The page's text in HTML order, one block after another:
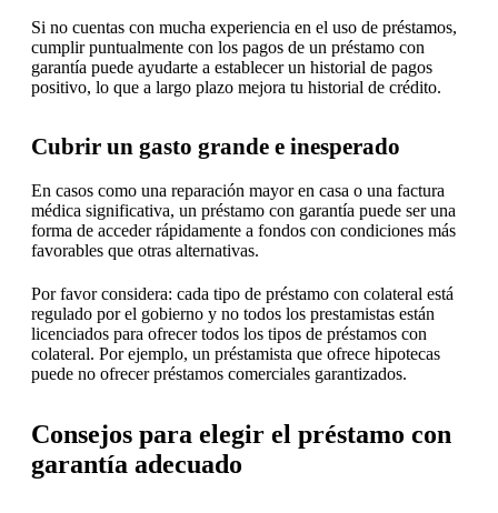
Si no cuentas con mucha experiencia en el uso de préstamos,
cumplir puntualmente con los pagos de un préstamo con
garantía puede ayudarte a establecer un historial de pagos
positivo, lo que a largo plazo mejora tu historial de crédito.
Cubrir un gasto grande e inesperado
En casos como una reparación mayor en casa o una factura
médica significativa, un préstamo con garantía puede ser una
forma de acceder rápidamente a fondos con condiciones más
favorables que otras alternativas.
Por favor considera: cada tipo de préstamo con colateral está
regulado por el gobierno y no todos los prestamistas están
licenciados para ofrecer todos los tipos de préstamos con
colateral. Por ejemplo, un préstamista que ofrece hipotecas
puede no ofrecer préstamos comerciales garantizados.
Consejos para elegir el préstamo con
garantía adecuado